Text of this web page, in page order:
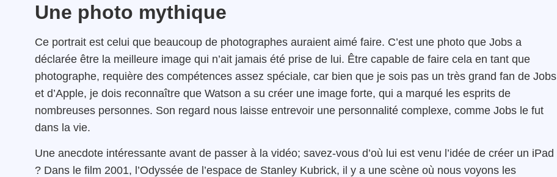
Une photo mythique
Ce portrait est celui que beaucoup de photographes auraient aimé faire. C’est une photo que Jobs a
déclarée être la meilleure image qui n’ait jamais été prise de lui. Être capable de faire cela en tant que
photographe, requière des compétences assez spéciale, car bien que je sois pas un très grand fan de Jobs
et d’Apple, je dois reconnaître que Watson a su créer une image forte, qui a marqué les esprits de
nombreuses personnes. Son regard nous laisse entrevoir une personnalité complexe, comme Jobs le fut
dans la vie.
Une anecdote intéressante avant de passer à la vidéo; savez-vous d’où lui est venu l’idée de créer un iPad
? Dans le film 2001, l’Odyssée de l’espace de Stanley Kubrick, il y a une scène où nous voyons les